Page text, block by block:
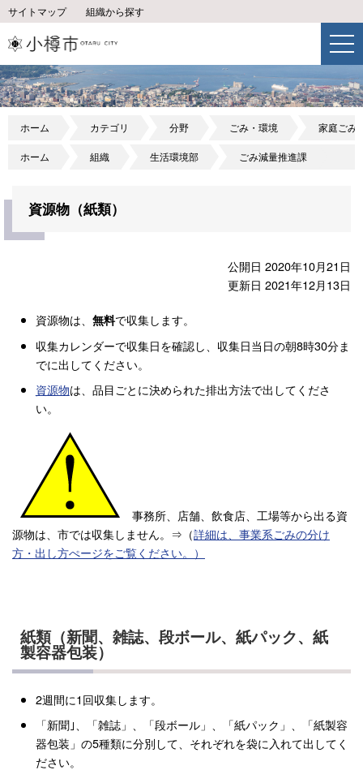
サイトマップ 組織から探す
ホーム カテゴリ 分野 ごみ・環境 家庭ごみ
ホーム 組織 生活環境部 ごみ減量推進課
資源物（紙類）
公開日 2020年10月21日
更新日 2021年12月13日
資源物は、 無料で収集します。
収集カレンダーで収集日を確認し、収集日当日の朝8時30分ま
でに出してください。
資源物は、品目ごとに決められた排出方法で出してくださ
い。
事務所、店舗、飲食店、工場等から出る資
源物は、市では収集しません。⇒（詳細は、事業系ごみの分け
方・出し方ぺージをご覧ください。）
紙類（新聞、雑誌、段ボール、紙パック、紙
製容器包装）
2週間に1回収集します。
「新聞｣、「雑誌」、「段ボール」、「紙パック」、「紙製容
器包装」の5種類に分別して、それぞれを袋に入れて出してく
ださい。